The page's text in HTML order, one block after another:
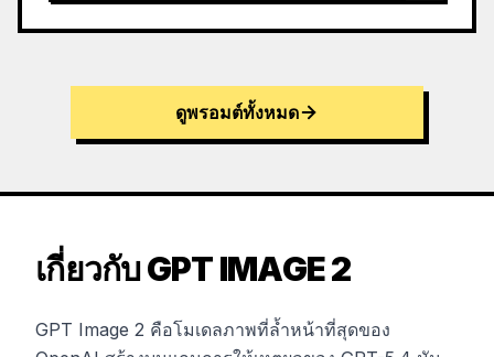
ดูพรอมต์ทั้งหมด
เกี่ยวกับ GPT IMAGE 2
GPT Image 2 คือโมเดลภาพที่ล้ำหน้าที่สุดของ